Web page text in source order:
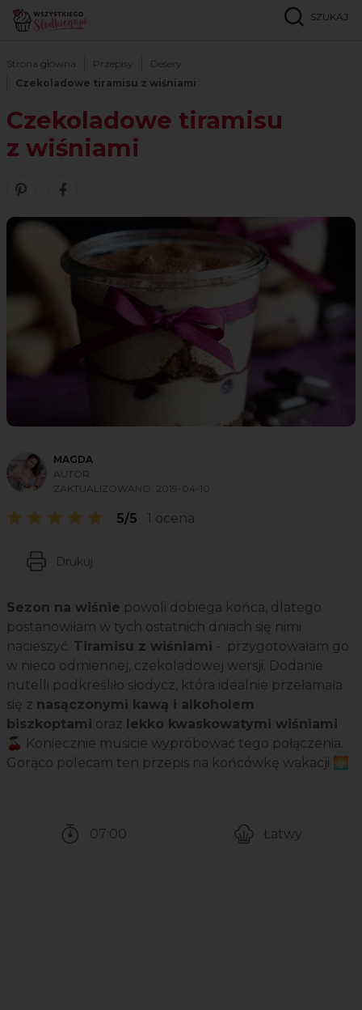
SZUKAJ
Strona główna Przepisy
Desery
Czekoladowe tiramisu z wiśniami
Czekoladowe tiramisu
z wiśniami
Zobacz nasze piny w serwisie Pinterest
Udostępnij ten przepis w serwisie Facebook
MAGDA
AUTOR
ZAKTUALIZOWANO: 2019-04-10
5/5 1 ocena
Drukuj
Sezon na wiśnie powoli dobiega końca, dlatego
postanowiłam w tych ostatnich dniach się nimi
nacieszyć. Tiramisu z wiśniami - przygotowałam go
w nieco odmiennej, czekoladowej wersji. Dodanie
nutelli podkreśliło słodycz, która idealnie przełamała
się z nasączonymi kawą i alkoholem
biszkoptami oraz lekko kwaskowatymi wiśniami
🍒 Koniecznie musicie wypróbować tego połączenia.
Gorąco polecam ten przepis na końcówkę wakacji 🌅
07:00
Łatwy